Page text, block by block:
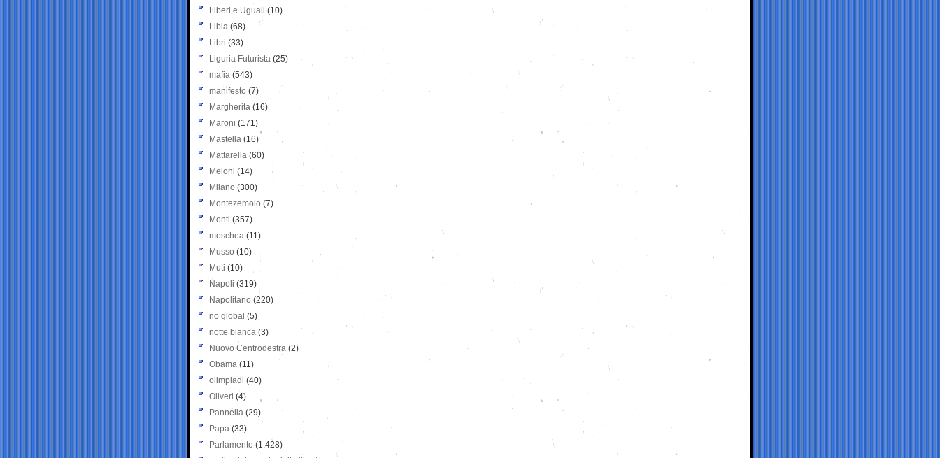
Liberi e Uguali (10)
Libia (68)
Libri (33)
Liguria Futurista (25)
mafia (543)
manifesto (7)
Margherita (16)
Maroni (171)
Mastella (16)
Mattarella (60)
Meloni (14)
Milano (300)
Montezemolo (7)
Monti (357)
moschea (11)
Musso (10)
Muti (10)
Napoli (319)
Napolitano (220)
no global (5)
notte bianca (3)
Nuovo Centrodestra (2)
Obama (11)
olimpiadi (40)
Oliveri (4)
Pannella (29)
Papa (33)
Parlamento (1.428)